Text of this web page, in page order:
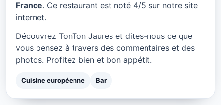
★ 4/5
France. Ce restaurant est noté 4/5 sur notre site
internet.
Découvrez TonTon Jaures et dites-nous ce que
vous pensez à travers des commentaires et des
photos. Profitez bien et bon appétit.
Cuisine européenne Bar